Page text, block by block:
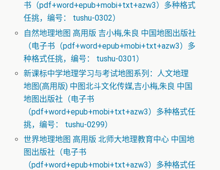
书（pdf+word+epub+mobi+txt+azw3）多种格式
任挑，编号： tushu-0302）
自然地理地图 高用版 吉小梅,朱良 中国地图出版社
（电子书（pdf+word+epub+mobi+txt+azw3）多
种格式任挑，编号： tushu-0301）
新课标中学地理学习与考试地图系列：人文地理
地图(高用版) 中图北斗文化传媒,吉小梅,朱良 中国
地图出版社（电子书
（pdf+word+epub+mobi+txt+azw3）多种格式任
挑，编号： tushu-0299）
世界地理地图 高用版 北师大地理教育中心 中国地
图出版社（电子书
（pdf+word+epub+mobi+txt+azw3）多种格式任